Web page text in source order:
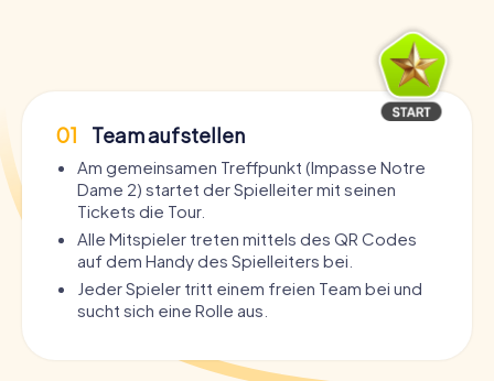
01 Team aufstellen
Am gemeinsamen Treffpunkt (Impasse Notre
Dame 2) startet der Spielleiter mit seinen
Tickets die Tour.
Alle Mitspieler treten mittels des QR Codes
auf dem Handy des Spielleiters bei.
Jeder Spieler tritt einem freien Team bei und
sucht sich eine Rolle aus.